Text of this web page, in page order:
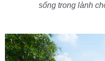
sống trong lành